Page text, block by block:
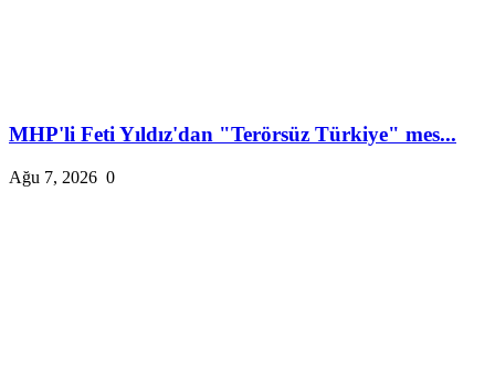
MHP'li Feti Yıldız'dan "Terörsüz Türkiye" mes...
Ağu 7, 2026 0